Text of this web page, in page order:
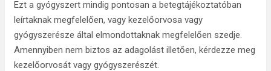
Ezt a gyógyszert mindig pontosan a betegtájékoztatóban
leírtaknak megfelelően, vagy kezelőorvosa vagy
gyógyszerésze által elmondottaknak megfelelően szedje.
Amennyiben nem biztos az adagolást illetően, kérdezze meg
kezelőorvosát vagy gyógyszerészét.